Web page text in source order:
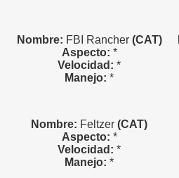
Nombre: FBI Rancher (CAT)
Aspecto: *
Velocidad: *
Manejo: *
Nombre: Feltzer (CAT)
Aspecto: *
Velocidad: *
Manejo: *